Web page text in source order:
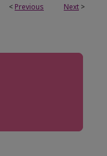
< Previous Next >